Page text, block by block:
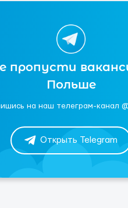
пропусти
Польше
на наш телеграм-канал
Открыть Telegram